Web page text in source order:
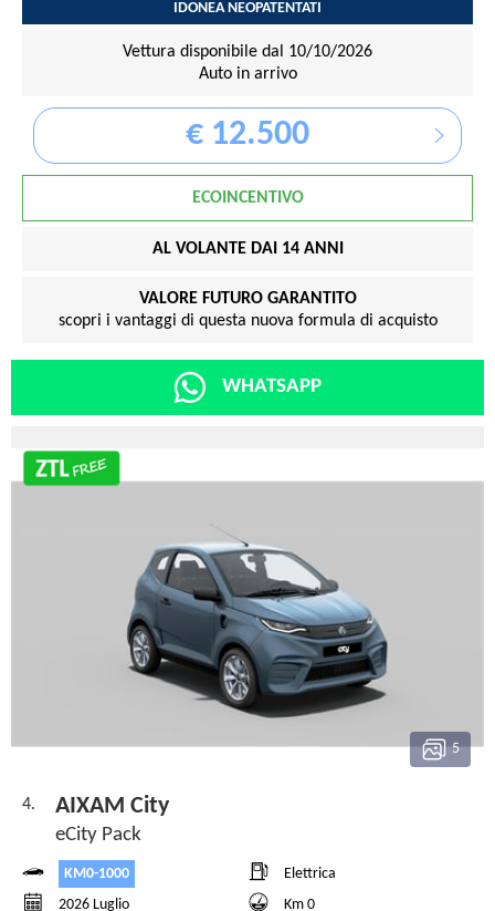
IDONEA NEOPATENTATI
Vettura disponibile dal 10/10/2026
Auto in arrivo
€ 12.500
ECOINCENTIVO
AL VOLANTE DAI 14 ANNI
VALORE FUTURO GARANTITO
scopri i vantaggi di questa nuova formula di acquisto
WHATSAPP
5
4. AIXAM City
eCity Pack
KM0-1000
Elettrica
2026 Luglio
Km 0